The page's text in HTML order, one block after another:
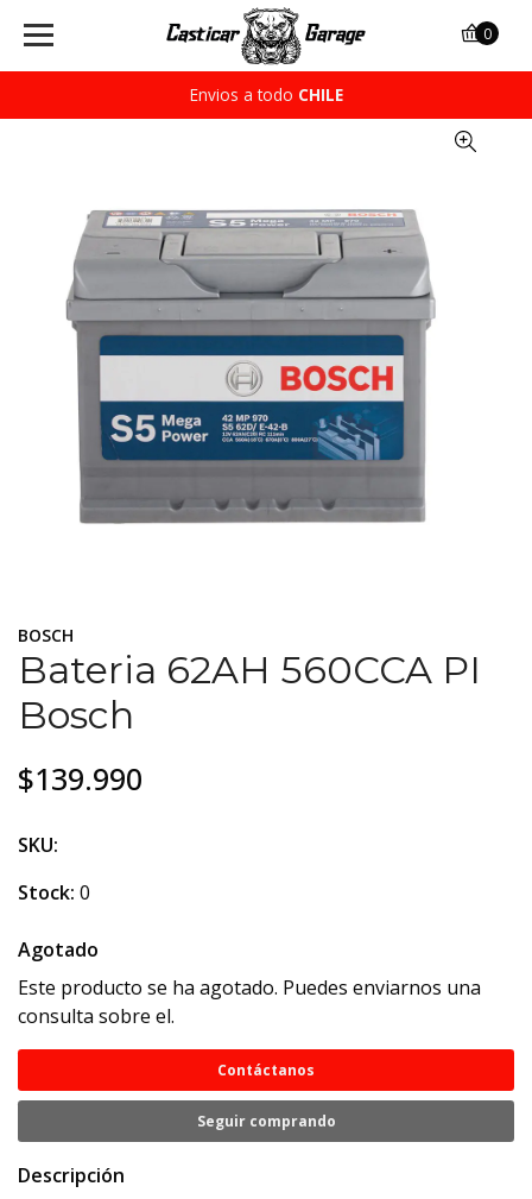
Envios a todo CHILE
0
BOSCH
Bateria 62AH 560CCA PI
Bosch
$139.990
SKU:
Stock: 0
Agotado
Este producto se ha agotado. Puedes enviarnos una
consulta sobre el.
Contáctanos
Seguir comprando
Descripción